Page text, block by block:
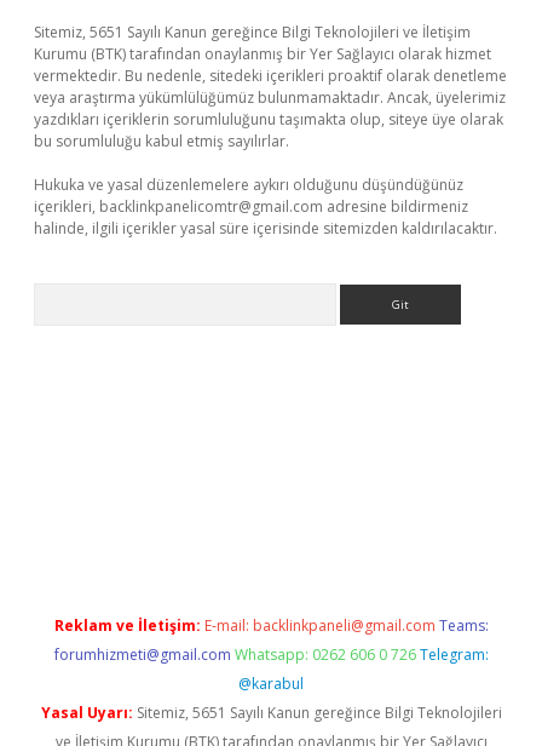
Sitemiz, 5651 Sayılı Kanun gereğince Bilgi Teknolojileri ve İletişim
Kurumu (BTK) tarafından onaylanmış bir Yer Sağlayıcı olarak hizmet
vermektedir. Bu nedenle, sitedeki içerikleri proaktif olarak denetleme
veya araştırma yükümlülüğümüz bulunmamaktadır. Ancak, üyelerimiz
yazdıkları içeriklerin sorumluluğunu taşımakta olup, siteye üye olarak
bu sorumluluğu kabul etmiş sayılırlar.
Hukuka ve yasal düzenlemelere aykırı olduğunu düşündüğünüz
içerikleri, backlinkpanelicomtr@gmail.com adresine bildirmeniz
halinde, ilgili içerikler yasal süre içerisinde sitemizden kaldırılacaktır.
Reklam ve İletişim: E-mail: backlinkpaneli@gmail.com Teams:
forumhizmeti@gmail.com Whatsapp: 0262 606 0 726 Telegram:
@karabul
Yasal Uyarı: Sitemiz, 5651 Sayılı Kanun gereğince Bilgi Teknolojileri
ve İletişim Kurumu (BTK) tarafından onaylanmış bir Yer Sağlayıcı